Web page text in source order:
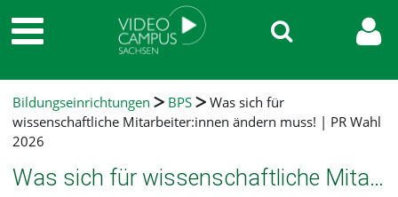
Bildungseinrichtungen BPS
Was sich für
wissenschaftliche Mitarbeiter:innen ändern muss! | PR Wahl
2026
Was sich für wissenschaftliche Mitarbeiter:innen ändern muss! | PR Wahl 2026